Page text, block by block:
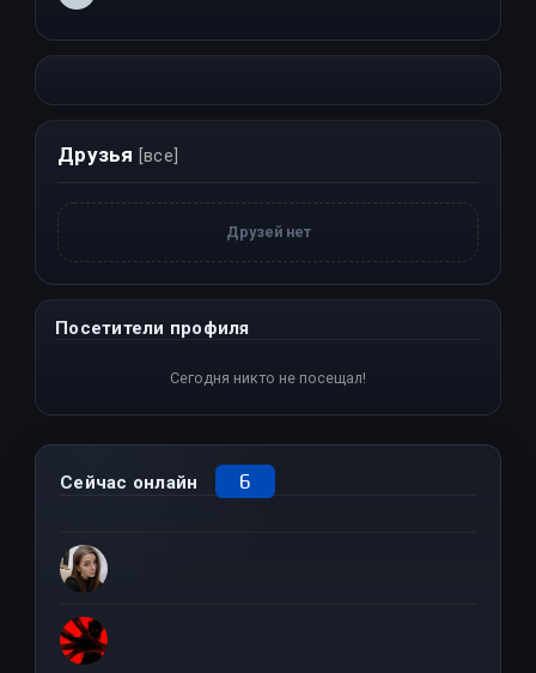
Друзья [все]
Друзей нет
Посетители профиля
Сегодня никто не посещал!
Сейчас онлайн 6